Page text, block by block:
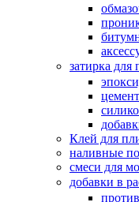
затирка для
Клей для
наливные
смеси для
добавки в